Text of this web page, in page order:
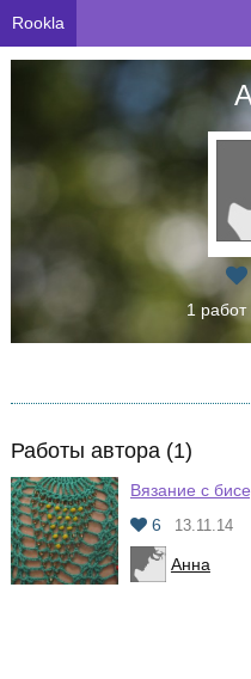
Rookla
1
Работы автора (1)
Вязание с
6
13.11.14
Анна